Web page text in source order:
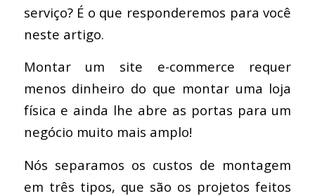
serviço? É o que responderemos para você
neste artigo.
Montar um site e-commerce requer
menos dinheiro do que montar uma loja
física e ainda lhe abre as portas para um
negócio muito mais amplo!
Nós separamos os custos de montagem
em três tipos, que são os projetos feitos